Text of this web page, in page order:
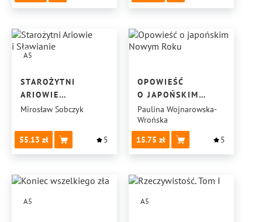
A5
STAROŻYTNI
ARIOWIE
I SŁAWIANIE
Mirosław Sobczyk
55.13 5
OPOWIEŚĆ
O JAPOŃSKIM
NOWYM ROKU
Paulina Wojnarowska-
Wrońska
15.75
5
A5 A5